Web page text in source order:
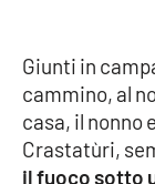
Ilvibonese.it
Giunti in
cammino, al
casa, il nonno
Crastatùri,
il fuoco sotto